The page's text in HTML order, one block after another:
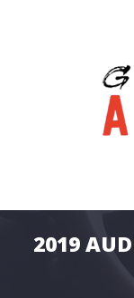
Compra y
2019